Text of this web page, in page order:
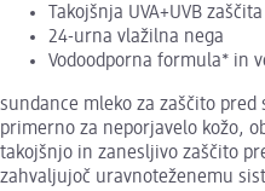
Takojšnja UVA+UVB zaščita
24-urna vlažilna nega
Vodoodporna formula* in
sundance mleko za zaščito pred
primerno za neporjavelo kožo,
takojšnjo in zanesljivo zaščito
zahvaljujoč uravnoteženemu